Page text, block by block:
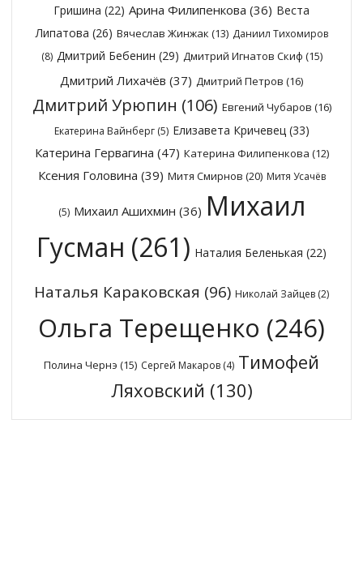
Гришина (22) Арина Филипенкова (36) Веста
Липатова (26) Вячеслав Жинжак (13) Даниил Тихомиров
(8) Дмитрий Бебенин (29) Дмитрий Игнатов Скиф (15)
Дмитрий Лихачёв (37) Дмитрий Петров (16)
Дмитрий Урюпин (106) Евгений Чубаров (16)
Екатерина Вайнберг(5) Елизавета Кричевец (33)
Катерина Гервагина (47) Катерина Филипенкова (12)
Ксения Головина (39) Митя Смирнов (20) Митя Усачёв
(5) Михаил Ашихмин (36) Михаил
Гусман (261) Наталия Беленькая (22)
Наталья Караковская (96) Николай Зайцев (2)
Ольга Терещенко (246)
Полина Чернэ (15) Сергей Макаров (4) Тимофей
Ляховский (130)